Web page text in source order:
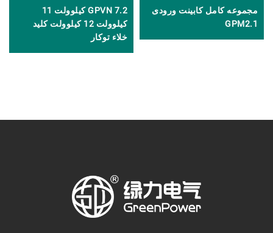
مجموعه کامل کابینت ورودی
GPM2.1
GPVN 7.2 کیلوولت 11
کیلوولت 12 کیلوولت کلید
خلاء توکار